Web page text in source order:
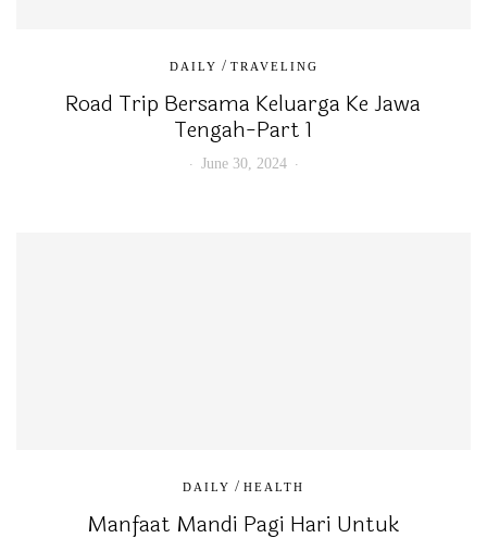
DAILY / TRAVELING
Road Trip Bersama Keluarga Ke Jawa
Tengah-Part 1
June 30, 2024
DAILY / HEALTH
Manfaat Mandi Pagi Hari Untuk